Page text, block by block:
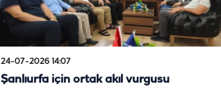
24-07-2026 14:07
Şanlıurfa için ortak akıl vurgusu